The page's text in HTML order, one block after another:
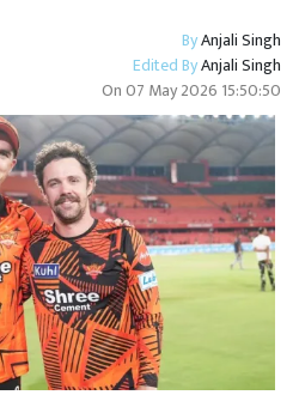
ByAnjali Singh
Edited ByAnjali Singh
On07 May 2026 15:50:50